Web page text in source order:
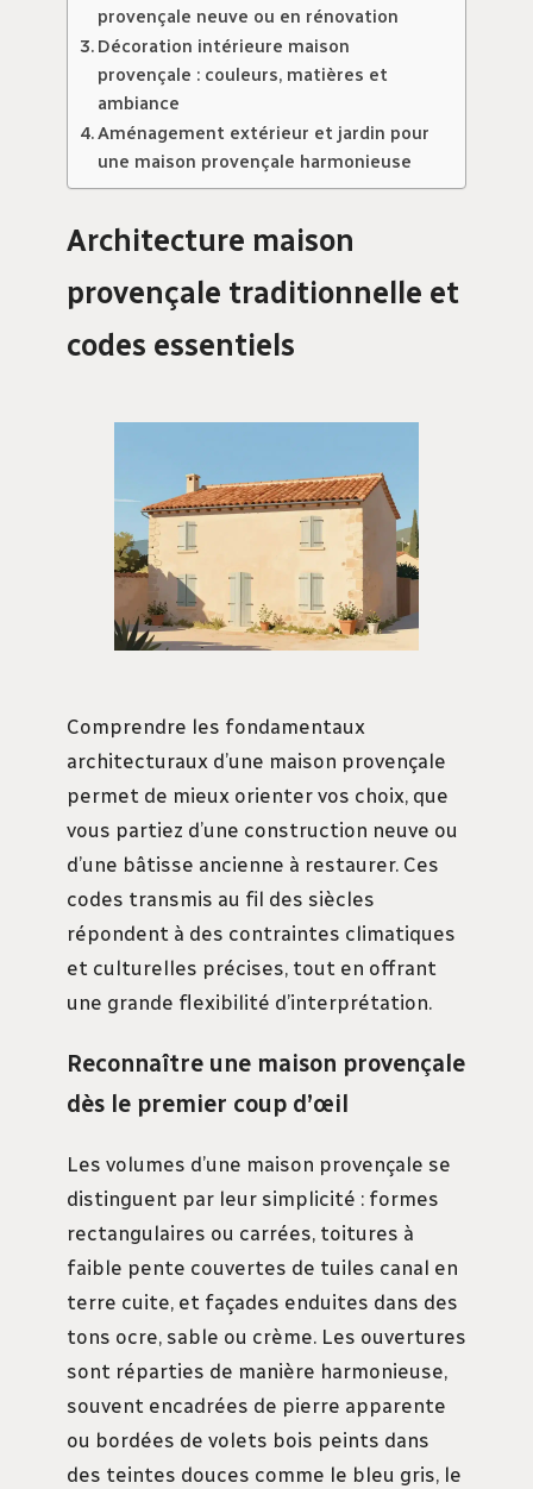
provençale neuve ou en rénovation
Décoration intérieure maison
provençale : couleurs, matières et
ambiance
Aménagement extérieur et jardin pour
une maison provençale harmonieuse
Architecture maison
provençale traditionnelle et
codes essentiels
Comprendre les fondamentaux
architecturaux d’une maison provençale
permet de mieux orienter vos choix, que
vous partiez d’une construction neuve ou
d’une bâtisse ancienne à restaurer. Ces
codes transmis au fil des siècles
répondent à des contraintes climatiques
et culturelles précises, tout en offrant
une grande flexibilité d’interprétation.
Reconnaître une maison provençale
dès le premier coup d’œil
Les volumes d’une maison provençale se
distinguent par leur simplicité : formes
rectangulaires ou carrées, toitures à
faible pente couvertes de tuiles canal en
terre cuite, et façades enduites dans des
tons ocre, sable ou crème. Les ouvertures
sont réparties de manière harmonieuse,
souvent encadrées de pierre apparente
ou bordées de volets bois peints dans
des teintes douces comme le bleu gris, le